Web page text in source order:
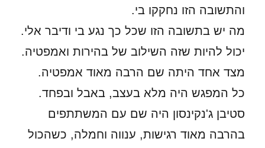
והתשובה הזו נחקקו בי.
מה יש בתשובה הזו שכל כך נגע בי ודיבר אלי.
יכול להיות שזה השילוב של בהירות ואמפטיה.
מצד אחד היתה שם הרבה מאוד אמפטיה.
כל המפגש היה מלא בעצב, באבל ובפחד.
סטיבן ג'נקינסון היה שם עם המשתתפים
בהרבה מאוד רגישות, ענווה וחמלה, כשהכול